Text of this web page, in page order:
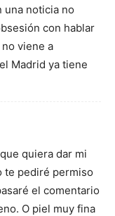
una noticia no
con hablar
viene a
Madrid ya tiene
quiera dar mi
te pediré permiso
el comentario
O piel muy fina